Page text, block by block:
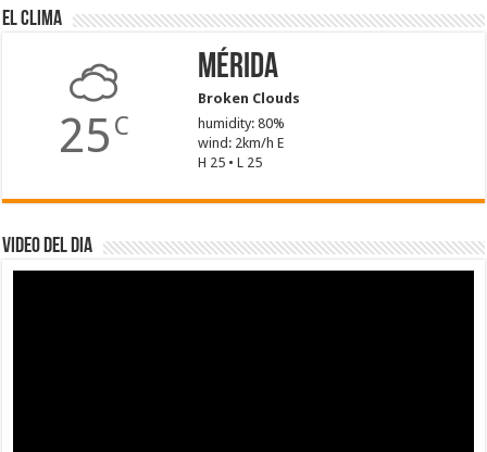
El Clima
25 C
Mérida
Broken Clouds
humidity: 80%
wind: 2km/h E
H 25 • L 25
Video del dia